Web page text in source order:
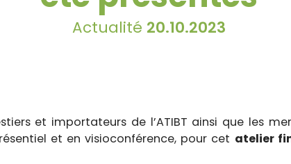
Actualité 20.10.2023
et importateurs de l’ATIBT ainsi que les
et en visioconférence, pour cet atelier